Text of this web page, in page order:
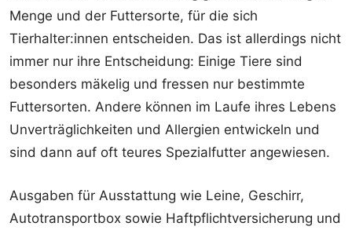
Menge und der Futtersorte, für die sich
Tierhalter:innen entscheiden. Das ist allerdings nicht
immer nur ihre Entscheidung: Einige Tiere sind
besonders mäkelig und fressen nur bestimmte
Futtersorten. Andere können im Laufe ihres Lebens
Unverträglichkeiten und Allergien entwickeln und
sind dann auf oft teures Spezialfutter angewiesen.
Ausgaben für Ausstattung wie Leine, Geschirr,
Autotransportbox sowie Haftpflichtversicherung und